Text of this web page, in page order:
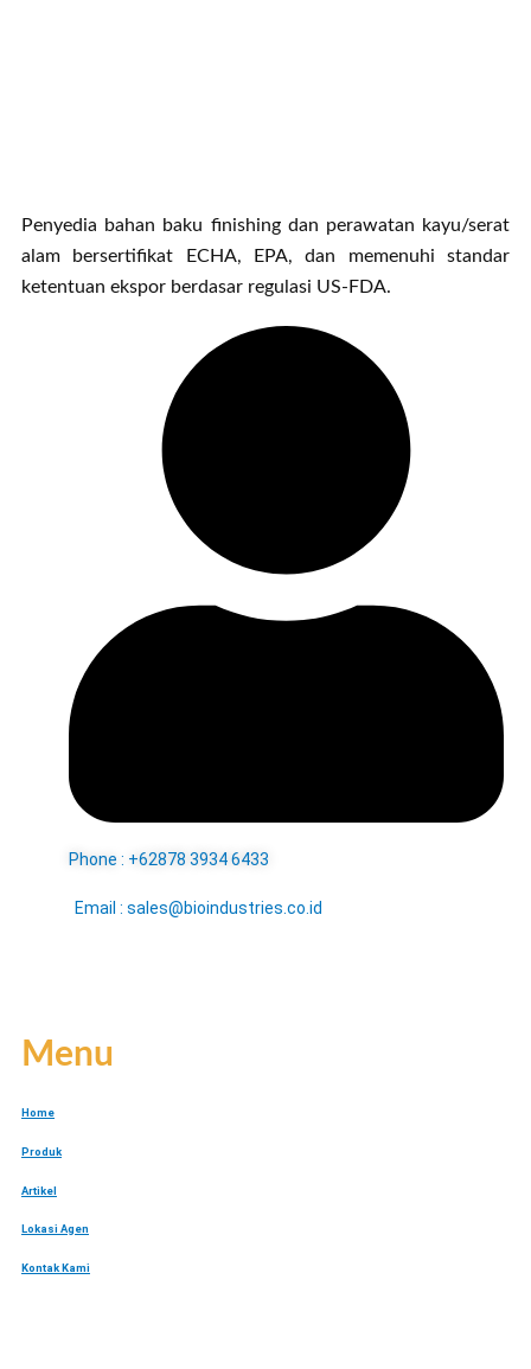
Penyedia bahan baku finishing dan perawatan kayu/serat
alam bersertifikat ECHA, EPA, dan memenuhi standar
ketentuan ekspor berdasar regulasi US-FDA.
Phone : +62878 3934 6433
Email : sales@bioindustries.co.id
Menu
Home
Produk
Artikel
Lokasi Agen
Kontak Kami